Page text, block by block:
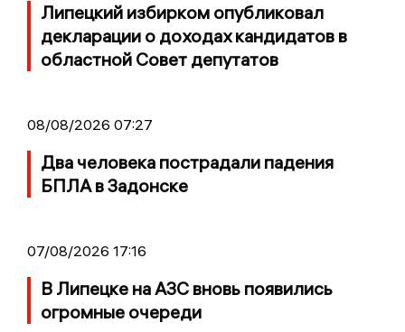
Липецкий избирком опубликовал
декларации о доходах кандидатов в
областной Совет депутатов
08/08/2026 07:27
Два человека пострадали падения
БПЛА в Задонске
07/08/2026 17:16
В Липецке на АЗС вновь появились
огромные очереди